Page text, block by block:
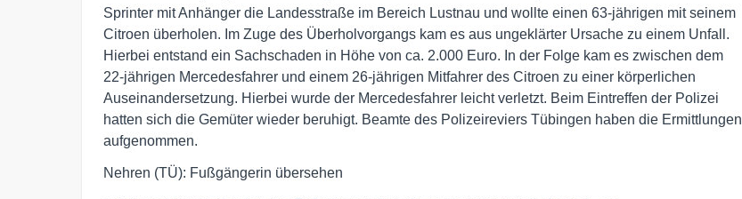
Sprinter mit Anhänger die Landesstraße im Bereich Lustnau und wollte einen 63-jährigen mit seinem
Citroen überholen. Im Zuge des Überholvorgangs kam es aus ungeklärter Ursache zu einem Unfall.
Hierbei entstand ein Sachschaden in Höhe von ca. 2.000 Euro. In der Folge kam es zwischen dem
22-jährigen Mercedesfahrer und einem 26-jährigen Mitfahrer des Citroen zu einer körperlichen
Auseinandersetzung. Hierbei wurde der Mercedesfahrer leicht verletzt. Beim Eintreffen der Polizei
hatten sich die Gemüter wieder beruhigt. Beamte des Polizeireviers Tübingen haben die Ermittlungen
aufgenommen.
Nehren (TÜ): Fußgängerin übersehen